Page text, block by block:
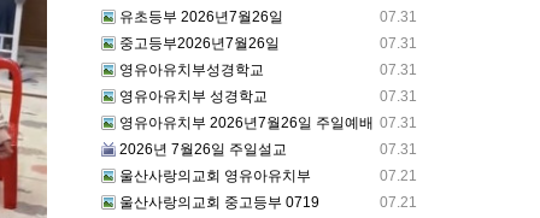
07.31
유초등부 2026년7월26일
07.31
중고등부2026년7월26일
07.31
영유아유치부성경학교
07.31
영유아유치부 성경학교
07.31
영유아유치부 2026년7월26일 주일예배
07.31
2026년 7월26일 주일설교
07.21
울산사랑의교회 영유아유치부
07.21
울산사랑의교회 중고등부 0719